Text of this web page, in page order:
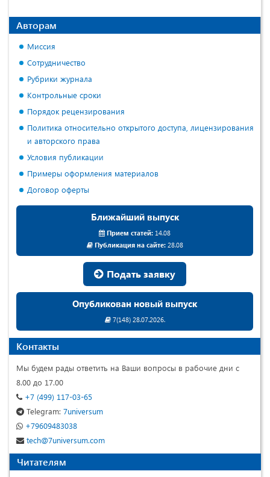
Авторам
Миссия
Сотрудничество
Рубрики журнала
Контрольные сроки
Порядок рецензирования
Политика относительно открытого доступа, лицензирования
и авторского права
Условия публикации
Примеры оформления материалов
Договор оферты
Ближайший выпуск
Прием статей: 14.08
Публикация на сайте:28.08
Подать заявку
Опубликован новый выпуск
7(148) 28.07.2026.
Контакты
Мы будем рады ответить на Ваши вопросы в рабочие дни с
8.00 до 17.00
+7 (499) 117-03-65
Telegram: 7universum
+79609483038
tech@7universum.com
Читателям